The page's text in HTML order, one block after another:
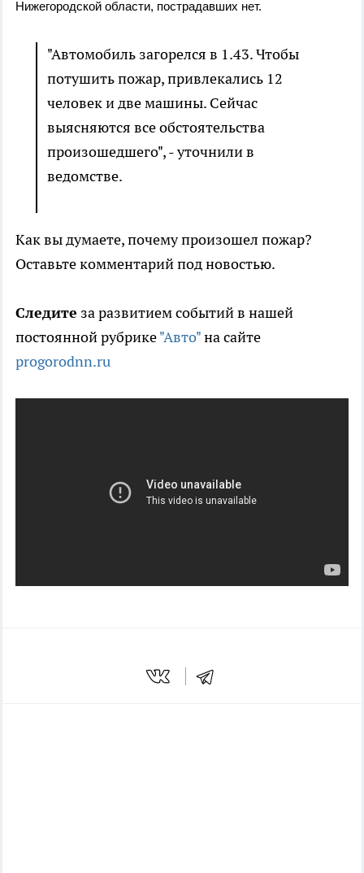
Нижегородской области, пострадавших нет.
"Автомобиль загорелся в 1.43. Чтобы
потушить пожар, привлекались 12
человек и две машины. Сейчас
выясняются все обстоятельства
произошедшего", - уточнили в
ведомстве.
Как вы думаете, почему произошел пожар?
Оставьте комментарий под новостью.
Следите за развитием событий в нашей
постоянной рубрике"Авто"на сайте
progorodnn.ru